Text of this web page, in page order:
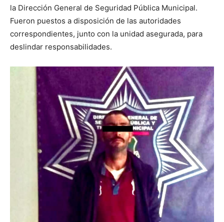
la Dirección General de Seguridad Pública Municipal.
Fueron puestos a disposición de las autoridades
correspondientes, junto con la unidad asegurada, para
deslindar responsabilidades.